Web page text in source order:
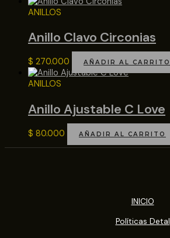
ANILLOS
Anillo Clavo Circonias
$ 270.000 AÑADIR AL CARRITO
ANILLOS
Anillo Ajustable C Love
$ 80.000 AÑADIR AL CARRITO
INICIO
Políticas Detal